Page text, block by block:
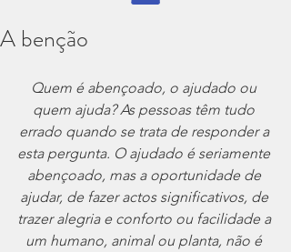
A benção
Quem é abençoado, o ajudado ou
quem ajuda? As pessoas têm tudo
errado quando se trata de responder a
esta pergunta. O ajudado é seriamente
abençoado, mas a oportunidade de
ajudar, de fazer actos significativos, de
trazer alegria e conforto ou facilidade a
um humano, animal ou planta, não é